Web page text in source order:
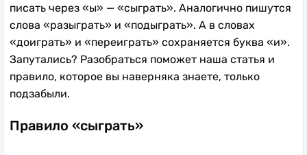
писать через «ы» — «сыграть». Аналогично пишутся
слова «разыграть» и «подыграть». А в словах
«доиграть» и «переиграть» сохраняется буква «и».
Запутались? Разобраться поможет наша статья и
правило, которое вы наверняка знаете, только
подзабыли.
Правило «сыграть»